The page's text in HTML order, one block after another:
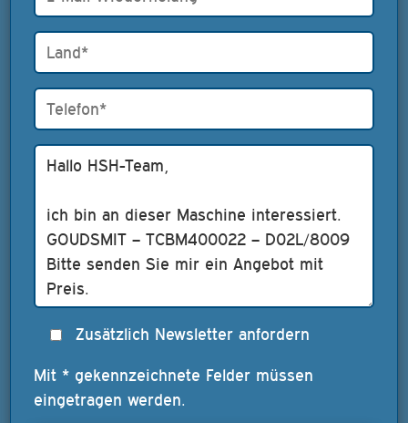
Zusätzlich Newsletter anfordern
Mit * gekennzeichnete Felder müssen
eingetragen werden.